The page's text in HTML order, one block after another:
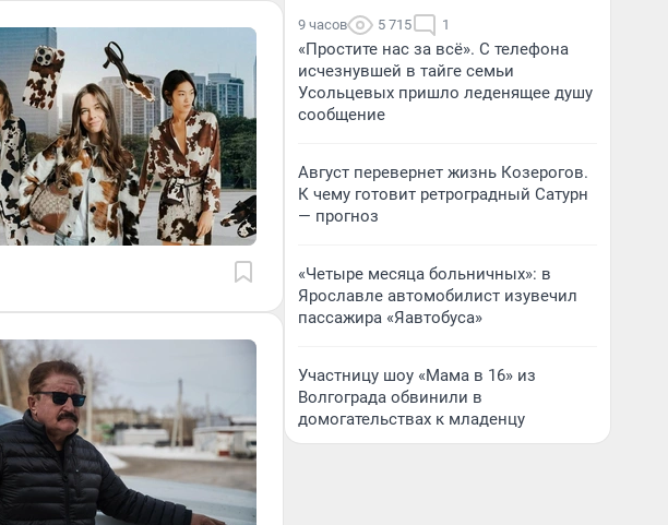
9 часов 5 715 1
«Простите нас за всё». С телефона
исчезнувшей в тайге семьи
Усольцевых пришло леденящее душу
сообщение
Август перевернет жизнь Козерогов.
К чему готовит ретроградный Сатурн
— прогноз
«Четыре месяца больничных»: в
Ярославле автомобилист изувечил
пассажира «Яавтобуса»
Участницу шоу «Мама в 16» из
Волгограда обвинили в
домогательствах к младенцу